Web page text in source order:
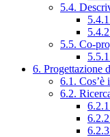
5.4.
5.5. Co-
6. Progettazione
6.1. Cos’è
6.2.